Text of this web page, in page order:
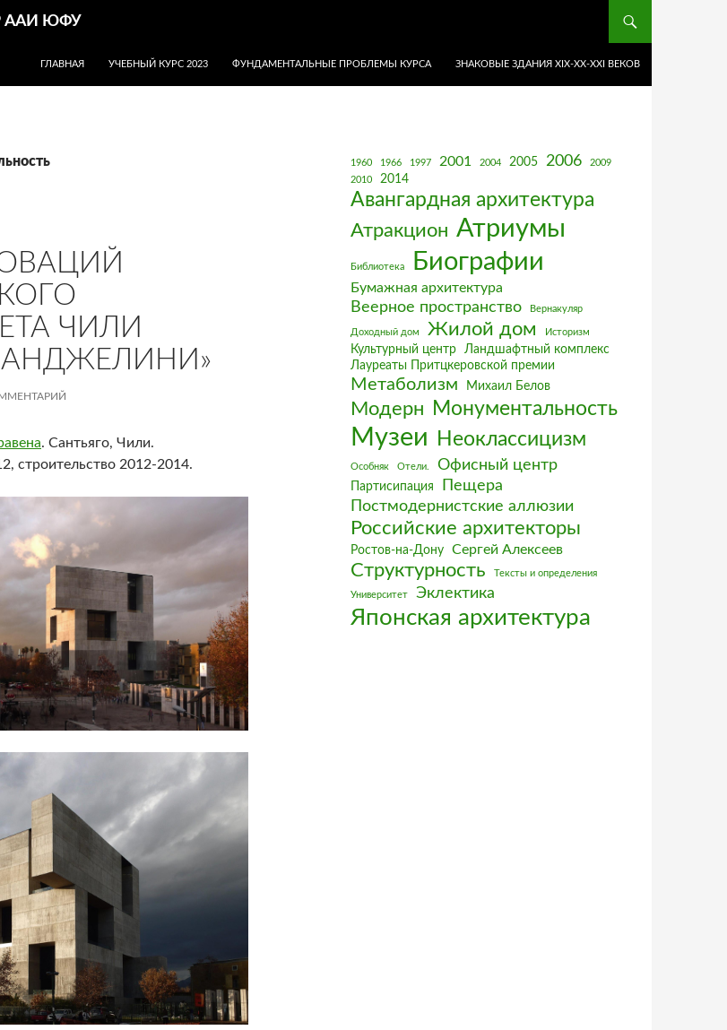
ААИ ЮФУ
ГЛАВНАЯ
УЧЕБНЫЙ КУРС 2023 ФУНДАМЕНТАЛЬНЫЕ ПРОБЛЕМЫ КУРСА ЗНАКОВЫЕ ЗДАНИЯ XIX-ХХ-XXI ВЕКОВ
ЧИЛИ
АНДЖЕЛИНИ»
. Сантьяго, Чили.
строительство 2012-2014.
1960 1966 1997 2001 2004 2005 2006
2009
2010
2014
Авангардная архитектура
Атракцион Атриумы
Библиотека Биографии
Бумажная архитектура
Веерное пространство Вернакуляр
Доходный дом Жилой дом Историзм
Культурный центр
Ландшафтный комплекс
Лауреаты Притцкеровской премии
Метаболизм Михаил Белов
Модерн Монументальность
Музеи Неоклассицизм
Особняк Отели. Офисный центр
Партисипация
Пещера
Постмодернистские аллюзии
Российские архитекторы
Ростов-на-Дону Сергей Алексеев
Структурность Тексты и определения
Университет Эклектика
Японская архитектура